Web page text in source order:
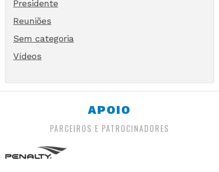
Presidente
Reuniões
Sem categoria
Vídeos
APOIO
PARCEIROS E PATROCINADORES